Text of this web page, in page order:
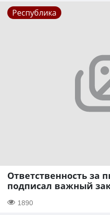
Республика
Ответственность за
подписал важный
1890